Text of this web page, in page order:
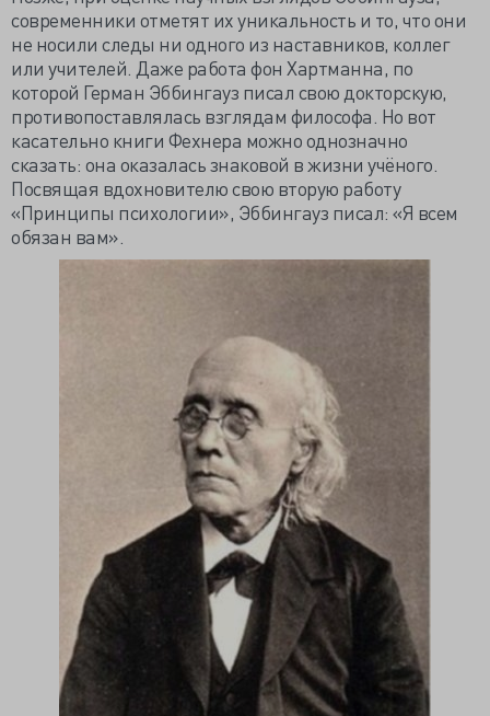
современники отметят их уникальность и то, что они
не носили следы ни одного из наставников, коллег
или учителей. Даже работа фон Хартманна, по
которой Герман Эббингауз писал свою докторскую,
противопоставлялась взглядам философа. Но вот
касательно книги Фехнера можно однозначно
сказать: она оказалась знаковой в жизни учёного.
Посвящая вдохновителю свою вторую работу
«Принципы психологии», Эббингауз писал: «Я всем
обязан вам».